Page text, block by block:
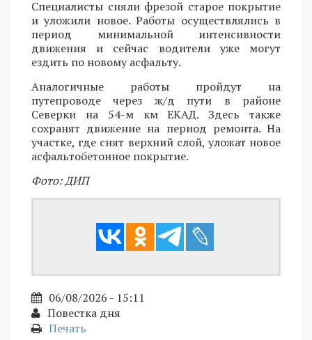
Специалисты сняли фрезой старое покрытие
и уложили новое. Работы осуществлялись в
период минимальной интенсивности
движения и сейчас водители уже могут
ездить по новому асфальту.
Аналогичные работы пройдут на
путепроводе через ж/д пути в районе
Северки на 54-м км ЕКАД. Здесь также
сохранят движение на период ремонта. На
участке, где снят верхний слой, уложат новое
асфальтобетонное покрытие.
Фото: ДИП
06/08/2026 - 15:11
Повестка дня
Печать